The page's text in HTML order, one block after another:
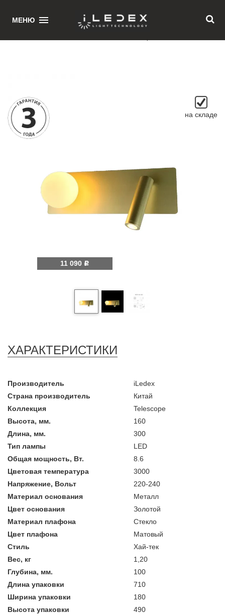
МЕНЮ
на складе
11 090 Р
ХАРАКТЕРИСТИКИ
Производитель
iLedex
Страна производитель
Китай
Коллекция
Telescope
Высота, мм.
160
Длина, мм.
300
Тип лампы
LED
Общая мощность, Вт.
8.6
Цветовая температура
3000
Напряжение, Вольт
220-240
Материал основания
Металл
Цвет основания
Золотой
Материал плафона
Стекло
Цвет плафона
Матовый
Стиль
Хай-тек
Вес, кг
1,20
Глубина, мм.
100
Длина упаковки
710
Ширина упаковки
180
Высота упаковки
490